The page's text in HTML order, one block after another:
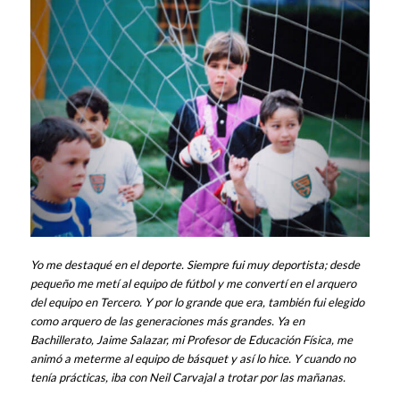
Yo me destaqué en el deporte. Siempre fui muy deportista; desde
pequeño me metí al equipo de fútbol y me convertí en el arquero
del equipo en Tercero. Y por lo grande que era, también fui elegido
como arquero de las generaciones más grandes. Ya en
Bachillerato, Jaime Salazar, mi Profesor de Educación Física, me
animó a meterme al equipo de básquet y así lo hice. Y cuando no
tenía prácticas, iba con Neil Carvajal a trotar por las mañanas.